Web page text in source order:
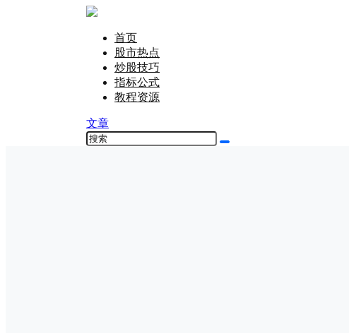
首页
股市热点
炒股技巧
指标公式
教程资源
文章